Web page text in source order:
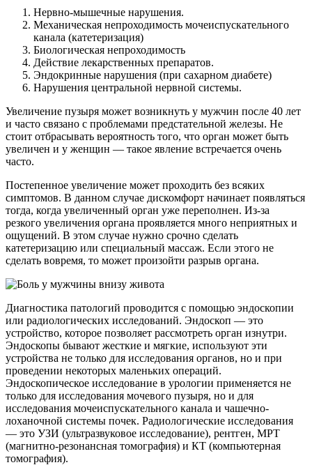
Нервно-мышечные нарушения.
Механическая непроходимость мочеиспускательного
канала (катетеризация)
Биологическая непроходимость
Действие лекарственных препаратов.
Эндокринные нарушения (при сахарном диабете)
Нарушения центральной нервной системы.
Увеличение пузыря может возникнуть у мужчин после 40 лет
и часто связано с проблемами предстательной железы. Не
стоит отбрасывать вероятность того, что орган может быть
увеличен и у женщин — такое явление встречается очень
часто.
Постепенное увеличение может проходить без всяких
симптомов. В данном случае дискомфорт начинает появляться
тогда, когда увеличенный орган уже переполнен. Из-за
резкого увеличения органа проявляется много неприятных и
ощущений. В этом случае нужно срочно сделать
катетеризацию или специальный массаж. Если этого не
сделать вовремя, то может произойти разрыв органа.
Диагностика патологий проводится с помощью эндоскопии
или радиологических исследований. Эндоскоп — это
устройство, которое позволяет рассмотреть орган изнутри.
Эндоскопы бывают жесткие и мягкие, используют эти
устройства не только для исследования органов, но и при
проведении некоторых маленьких операций.
Эндоскопическое исследование в урологии применяется не
только для исследования мочевого пузыря, но и для
исследования мочеиспускательного канала и чашечно-
лоханочной системы почек. Радиологические исследования
— это УЗИ (ультразвуковое исследование), рентген, МРТ
(магнитно-резонансная томография) и КТ (компьютерная
томография).